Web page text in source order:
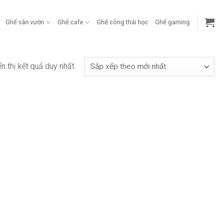
Ghế sân vườn Ghế cafe Ghế công thái học Ghế gaming
thị kết quả duy nhất